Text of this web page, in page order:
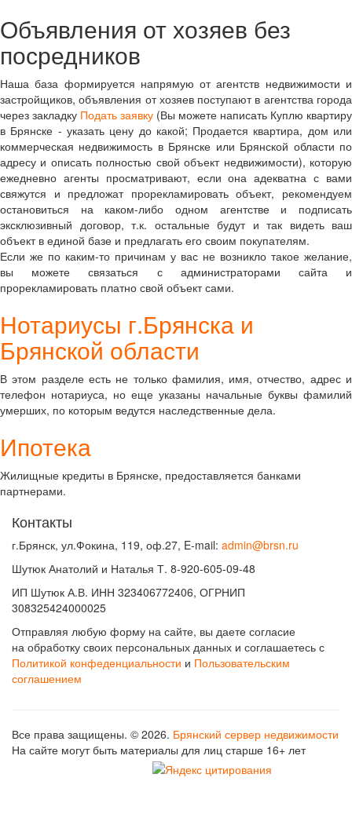
Объявления от хозяев без
посредников
Наша база формируется напрямую от агентств недвижимости и
застройщиков, объявления от хозяев поступают в агентства города
через закладку Подать заявку (Вы можете написать Куплю квартиру
в Брянске - указать цену до какой; Продается квартира, дом или
коммерческая недвижимость в Брянске или Брянской области по
адресу и описать полностью свой объект недвижимости), которую
ежедневно агенты просматривают, если она адекватна с вами
свяжутся и предложат прорекламировать объект, рекомендуем
остановиться на каком-либо одном агентстве и подписать
эксклюзивный договор, т.к. остальные будут и так видеть ваш
объект в единой базе и предлагать его своим покупателям.
Если же по каким-то причинам у вас не возникло такое желание,
вы можете связаться с администраторами сайта и
прорекламировать платно свой объект сами.
Нотариусы г.Брянска и
Брянской области
В этом разделе есть не только фамилия, имя, отчество, адрес и
телефон нотариуса, но еще указаны начальные буквы фамилий
умерших, по которым ведутся наследственные дела.
Ипотека
Жилищные кредиты в Брянске, предоставляется банками
партнерами.
Контакты
г.Брянск, ул.Фокина, 119, оф.27, E-mail: admin@brsn.ru
Шутюк Анатолий и Наталья Т. 8-920-605-09-48
ИП Шутюк А.В. ИНН 323406772406, ОГРНИП
308325424000025
Отправляя любую форму на сайте, вы даете согласие
на обработку своих персональных данных и соглашаетесь с
Политикой конфеденциальности и Пользовательским
соглашением
Все права защищены. © 2026. Брянский сервер недвижимости
На сайте могут быть материалы для лиц старше 16+ лет